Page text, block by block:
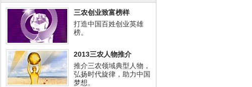
三农创业致富榜样
打造中国百姓创业英雄
榜。
2013三农人物推介
推介三农领域典型人物，
弘扬时代旋律，助力中国
梦想。